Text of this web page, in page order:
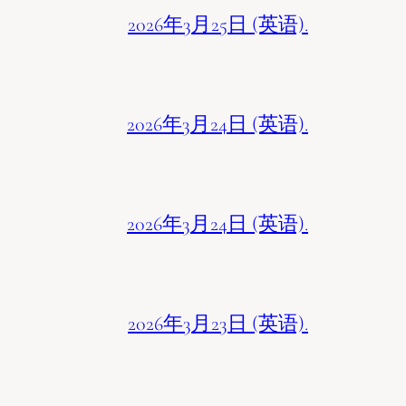
2026年3月25日 (英语).
2026年3月24日 (英语).
2026年3月24日 (英语).
2026年3月23日 (英语).